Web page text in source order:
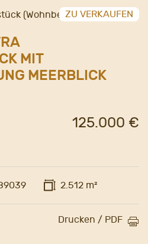
(Wohnbebauung)ZU VERKAUFEN
MIT
MEERBLICK
125.000 €
2.512 m²
Drucken / PDF